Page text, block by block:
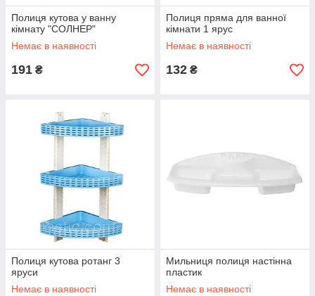
Полиця кутова у ванну
кімнату "СОЛНЕР"
Немає в наявності
191 ₴
Полиця пряма для ванної
кімнати 1 ярус
Немає в наявності
132 ₴
Полиця кутова ротанг 3
яруси
Немає в наявності
Мильниця полиця настінна
пластик
Немає в наявності